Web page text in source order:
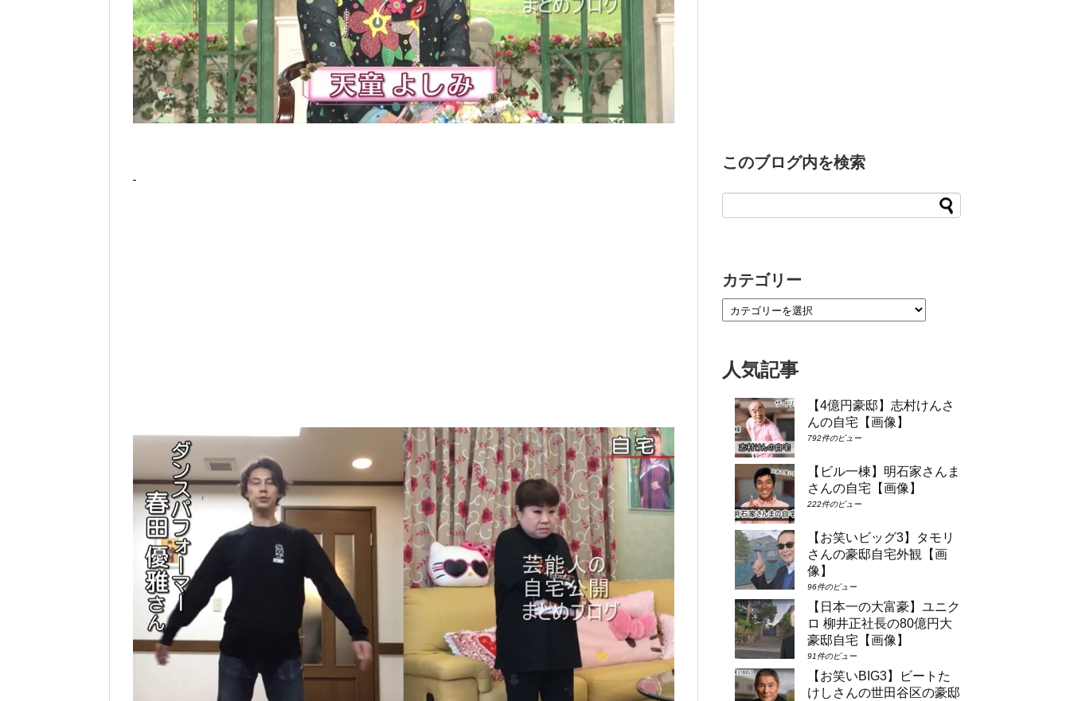
このブログ内を検索
カテゴリー
人気記事
【4億円豪邸】志村けんさ
んの自宅【画像】
792件のビュー
【ビル一棟】明石家さんま
さんの自宅【画像】
222件のビュー
【お笑いビッグ3】タモリ
さんの豪邸自宅外観【画
像】
96件のビュー
【日本一の大富豪】ユニク
ロ 柳井正社長の80億円大
豪邸自宅【画像】
91件のビュー
【お笑いBIG3】ビートた
けしさんの世田谷区の豪邸